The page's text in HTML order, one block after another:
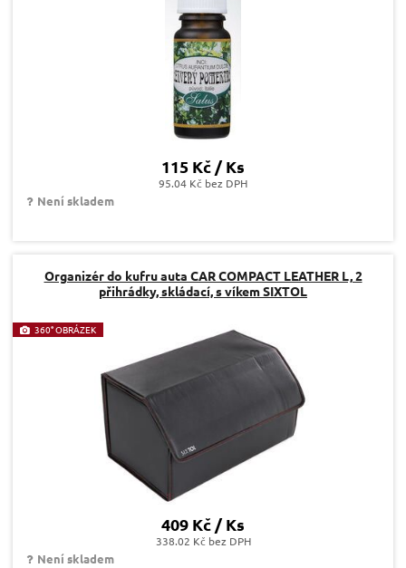
115 Kč / Ks
95.04 Kč bez DPH
Není skladem
Organizér do kufru auta CAR COMPACT LEATHER L, 2
přihrádky, skládací, s víkem SIXTOL
360° OBRÁZEK
409 Kč / Ks
338.02 Kč bez DPH
Není skladem